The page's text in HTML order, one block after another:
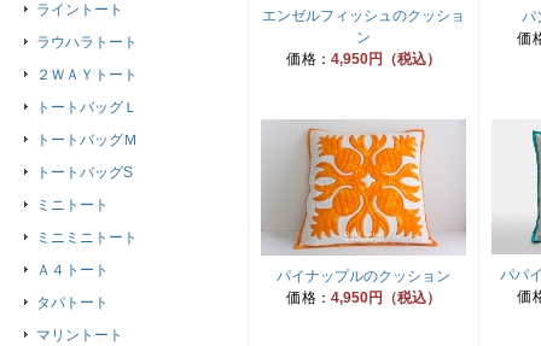
エンゼルフィッシュのクッショ
ン
価格： 4,950円（税込）
パ
価
パイナップルのクッション
価格： 4,950円（税込）
パパ
価
ライントート
ラウハラトート
２ＷＡＹトート
トートバッグＬ
トートバッグＭ
トートバッグS
ミニトート
ミニミニトート
Ａ４トート
タパトート
マリントート